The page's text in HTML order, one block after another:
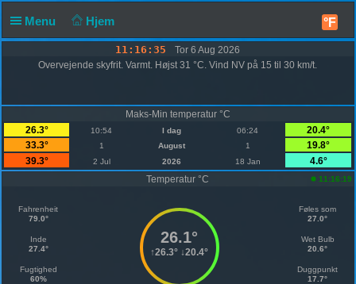
Menu Hjem °F
11:16:35
Tor 6 Aug 2026
Overvejende skyfrit. Varmt. Højst 31 °C. Vind NV på 15 til 30 km/t.
Maks-Min temperatur °C
26.3°
10:54 I dag 06:24
20.4°
33.3°
1 August 1
19.8°
39.3°
2 Jul 2026 18 Jan
4.6°
Temperatur °C
11:16:19
Fahrenheit
79.0°
Inde
27.4°
Fugtighed
60%
26.1°
↑26.3° ↓20.4°
Føles som
27.0°
Wet Bulb
20.6°
Duggpunkt
17.7°